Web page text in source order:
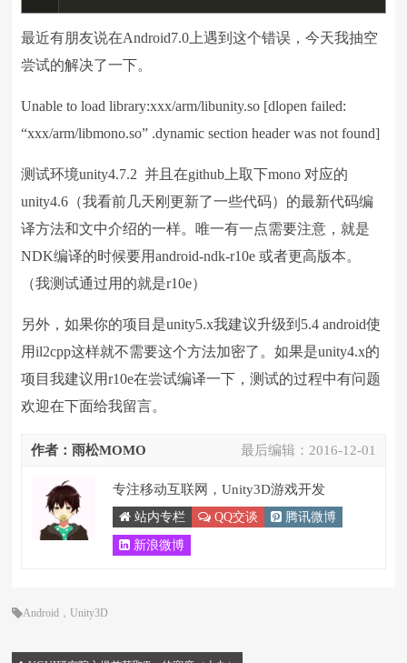
最近有朋友说在Android7.0上遇到这个错误，今天我抽空
尝试的解决了一下。
Unable to load library:xxx/arm/libunity.so [dlopen failed:
“xxx/arm/libmono.so” .dynamic section header was not found]
测试环境unity4.7.2 并且在github上取下mono 对应的
unity4.6（我看前几天刚更新了一些代码）的最新代码编
译方法和文中介绍的一样。唯一有一点需要注意，就是
NDK编译的时候要用android-ndk-r10e 或者更高版本。
（我测试通过用的就是r10e）
另外，如果你的项目是unity5.x我建议升级到5.4 android使
用il2cpp这样就不需要这个方法加密了。如果是unity4.x的
项目我建议用r10e在尝试编译一下，测试的过程中有问题
欢迎在下面给我留言。
最后编辑： 2016-12-01
作者：雨松MOMO
专注移动互联网，Unity3D游戏开发
站内专栏 QQ交谈 腾讯微博
新浪微博
Android ，Unity3D